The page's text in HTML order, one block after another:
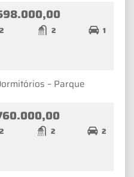
2 2 1
– Parque
2 2 2